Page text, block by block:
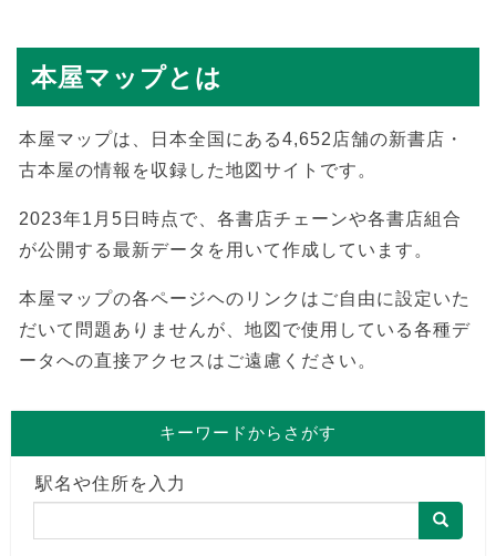
本屋マップとは
本屋マップは、日本全国にある4,652店舗の新書店・
古本屋の情報を収録した地図サイトです。
2023年1月5日時点で、各書店チェーンや各書店組合
が公開する最新データを用いて作成しています。
本屋マップの各ページヘのリンクはご自由に設定いた
だいて問題ありませんが、地図で使用している各種デ
ータへの直接アクセスはご遠慮ください。
キーワードからさがす
駅名や住所を入力